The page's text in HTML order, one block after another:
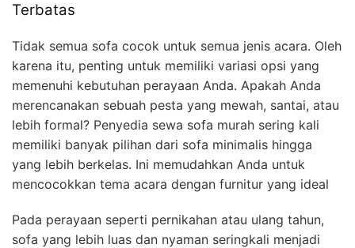
Terbatas
Tidak semua sofa cocok untuk semua jenis acara. Oleh
karena itu, penting untuk memiliki variasi opsi yang
memenuhi kebutuhan perayaan Anda. Apakah Anda
merencanakan sebuah pesta yang mewah, santai, atau
lebih formal? Penyedia sewa sofa murah sering kali
memiliki banyak pilihan dari sofa minimalis hingga
yang lebih berkelas. Ini memudahkan Anda untuk
mencocokkan tema acara dengan furnitur yang ideal
Pada perayaan seperti pernikahan atau ulang tahun,
sofa yang lebih luas dan nyaman seringkali menjadi